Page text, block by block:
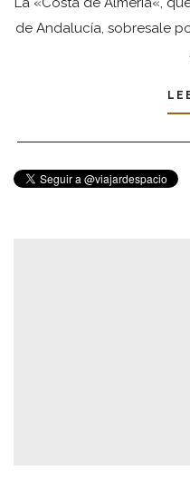
de Andalucía, sobresale